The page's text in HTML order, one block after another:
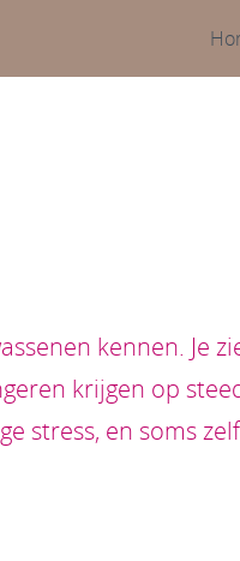
kennen. Je
krijgen op
stress, en soms